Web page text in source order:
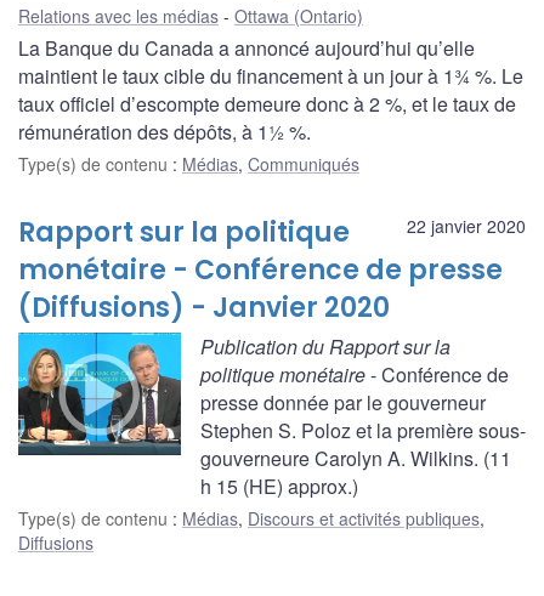
Relations avec les médias Ottawa (Ontario)
La Banque du Canada a annoncé aujourd’hui qu’elle
maintient le taux cible du financement à un jour à 1¾ %. Le
taux officiel d’escompte demeure donc à 2 %, et le taux de
rémunération des dépôts, à 1½ %.
Type(s) de contenu : Médias, Communiqués
22 janvier 2020
Rapport sur la politique
monétaire - Conférence de presse
(Diffusions) - Janvier 2020
Publication du Rapport sur la
politique monétaire- Conférence de
presse donnée par le gouverneur
Stephen S. Poloz et la première sous-
gouverneure Carolyn A. Wilkins. (11
h 15 (HE) approx.)
Type(s) de contenu : Médias, Discours et activités publiques,
Diffusions